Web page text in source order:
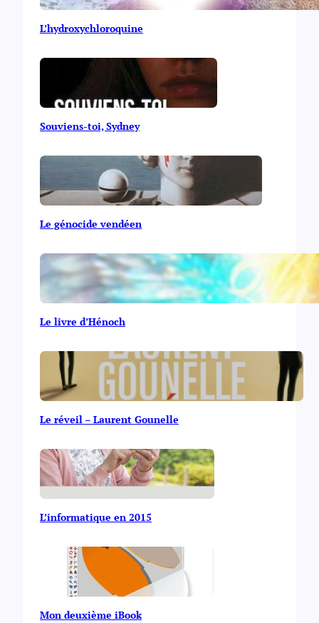
L’hydroxychloroquine
Souviens-toi, Sydney
Le génocide vendéen
Le livre d’Hénoch
Le réveil – Laurent Gounelle
L’informatique en 2015
Mon deuxième iBook